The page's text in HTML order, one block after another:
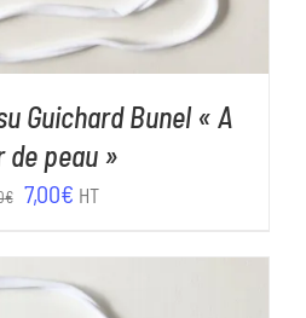
Guichard Bunel « A
de peau »
€ Le
initial
7,00€Le
actuel
est :
HT